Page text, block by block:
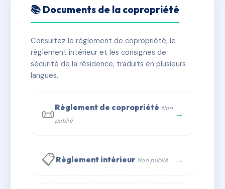
LES PORTES DE VILLEJUIF /
APPT
📍 25 r des guipons 94800 Villejuif
✓ Immatriculée 🏠 156 lots 🏗 2 bâtiment(s)
📞 Contacter Syndic Digital 💬 WhatsApp
✉ Email
📚 Documents de la copropriété
Consultez le règlement de copropriété, le
règlement intérieur et les consignes de
sécurité de la résidence, traduits en plusieurs
langues.
📜Règlement de copropriété Non
publié
→
📋Règlement intérieur Non publié →